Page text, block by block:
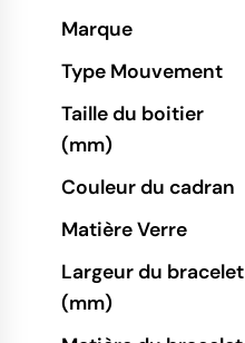
Marque
Type Mouvement
Taille du boitier
(mm)
Couleur du cadran
Matière Verre
Largeur du bracelet
(mm)